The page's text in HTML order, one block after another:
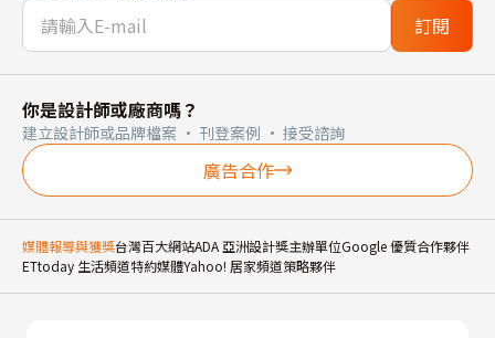
訂閱
你是設計師或廠商嗎？
建立設計師或品牌檔案 · 刊登案例 · 接受諮詢
廣告合作
媒體報導與獲獎台灣百大網站ADA 亞洲設計獎主辦單位Google 優質合作夥伴
ETtoday 生活頻道特約媒體Yahoo! 居家頻道策略夥伴